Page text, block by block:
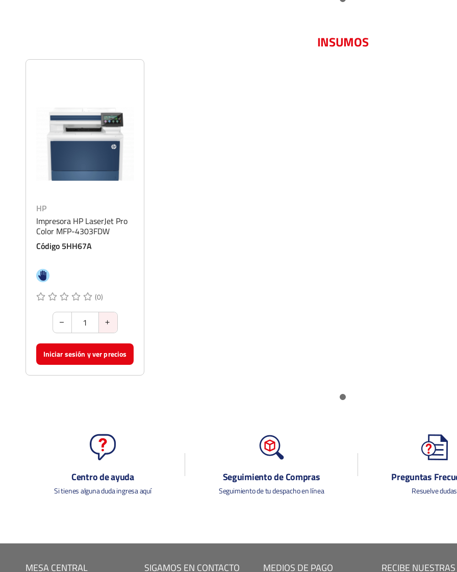
INSUMOS
HP
Impresora HP LaserJet Pro
Color MFP-4303FDW
Código 5HH67A
(0)
Iniciar sesión y ver precios
Centro de ayuda
Si tienes alguna duda ingresa aquí
Seguimiento de Compras
Seguimiento de tu despacho en línea
Preguntas
Resuelve dudas
MESA CENTRAL SIGAMOS EN CONTACTO MEDIOS DE PAGO RECIBE